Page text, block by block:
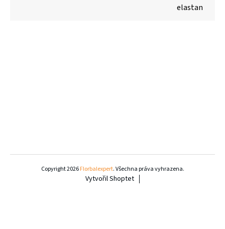
elastan
Vytvořil Shoptet
Copyright 2026Florbalexpert. Všechna práva vyhrazena.